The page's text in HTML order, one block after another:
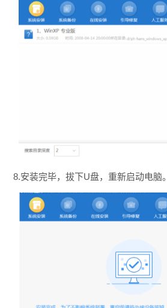
8.安装完毕，拔下U盘，重新启动电脑。